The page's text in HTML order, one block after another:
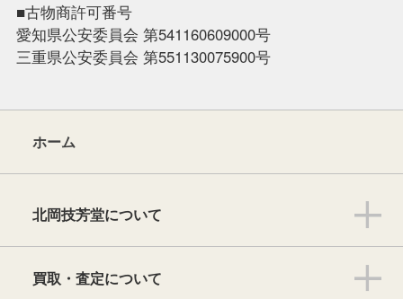
■古物商許可番号
愛知県公安委員会 第541160609000号
三重県公安委員会 第551130075900号
ホーム
北岡技芳堂について
買取・査定について